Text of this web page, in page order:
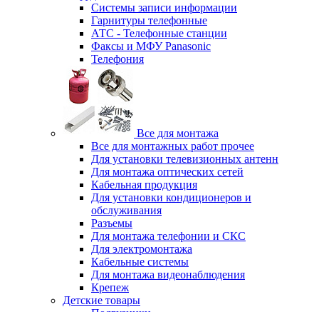
Системы записи информации
Гарнитуры телефонные
АТС - Телефонные станции
Факсы и МФУ Panasonic
Телефония
Все для монтажа
Все для монтажных работ прочее
Для установки телевизионных антенн
Для монтажа оптических сетей
Кабельная продукция
Для установки кондиционеров и
обслуживания
Разъемы
Для монтажа телефонии и СКС
Для электромонтажа
Кабельные системы
Для монтажа видеонаблюдения
Крепеж
Детские товары